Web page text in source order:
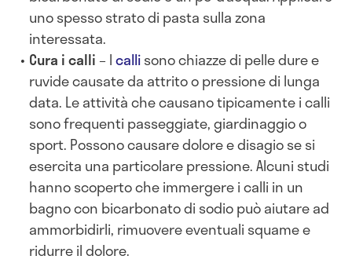
uno spesso strato di pasta sulla zona
interessata.
Cura i calli – Icallisono chiazze di pelle dure e
ruvide causate da attrito o pressione di lunga
data. Le attività che causano tipicamente i calli
sono frequenti passeggiate, giardinaggio o
sport. Possono causare dolore e disagio se si
esercita una particolare pressione. Alcuni studi
hanno scoperto che immergere i calli in un
bagno con bicarbonato di sodio può aiutare ad
ammorbidirli, rimuovere eventuali squame e
ridurre il dolore.